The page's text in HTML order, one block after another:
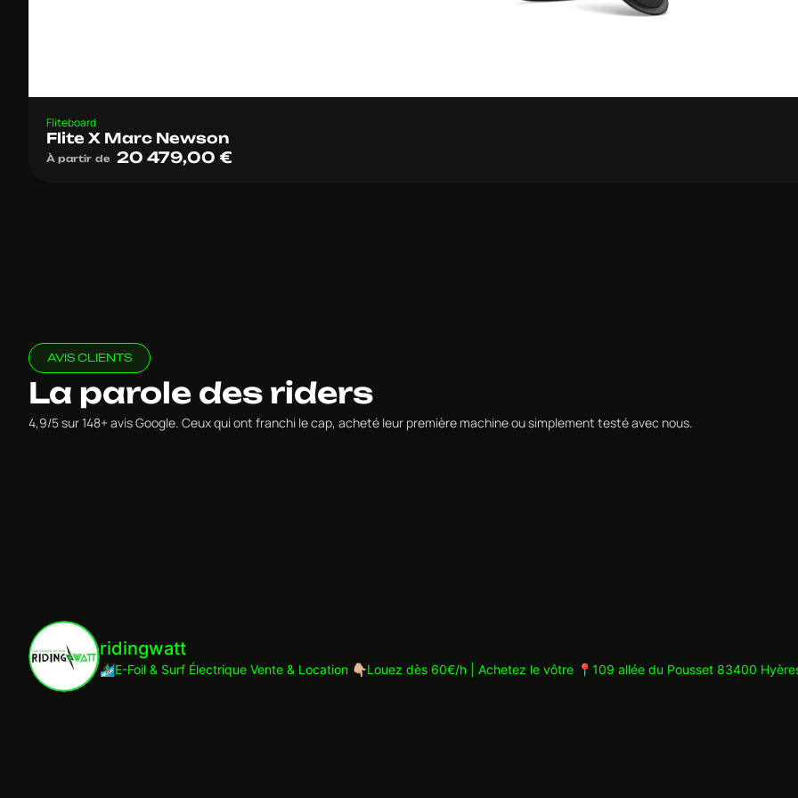
Fliteboard
Flite X Marc Newson
À partir de 20 479,00 €
AVIS CLIENTS
La parole des riders
4,9/5 sur 148+ avis Google. Ceux qui ont franchi le cap, acheté leur première machine ou simplement testé avec nous.
ridingwatt
🏄🏾‍♂️E-Foil & Surf Électrique Vente & Location 👇🏼Louez dès 60€/h | Achetez le vôtre 📍109 allée du Pousset 83400